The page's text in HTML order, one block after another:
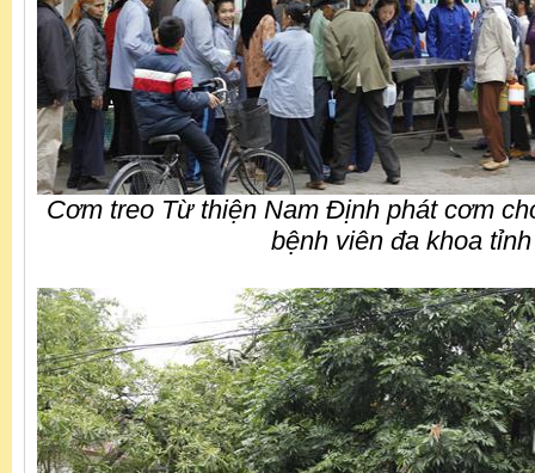
Cơm treo Từ thiện Nam Định phát cơm
bệnh viên đa khoa tỉnh